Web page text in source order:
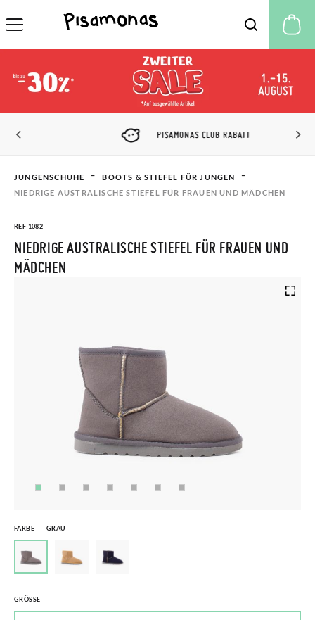
PISAMONAS CLUB RABATT
JUNGENSCHUHE
BOOTS & STIEFEL FÜR JUNGEN
NIEDRIGE AUSTRALISCHE STIEFEL FÜR FRAUEN UND MÄDCHEN
REF 1082
NIEDRIGE AUSTRALISCHE STIEFEL FÜR FRAUEN UND
MÄDCHEN
FARBE GRAU
GRÖSSE